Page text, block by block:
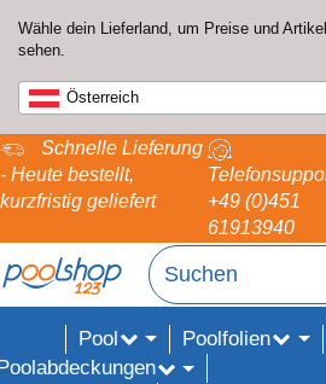
Wähle dein Lieferland, um Preise und
sehen.
Österreich
Schnelle Lieferung
- Heute bestellt,
kurzfristig geliefert
+49 (0)451
61913940
Pool
Poolfolien